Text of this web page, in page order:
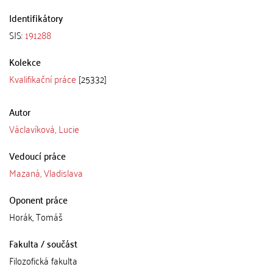
Identifikátory
SIS:191288
Kolekce
Kvalifikační práce [25332]
Autor
Václavíková, Lucie
Vedoucí práce
Mazaná, Vladislava
Oponent práce
Horák, Tomáš
Fakulta / součást
Filozofická fakulta